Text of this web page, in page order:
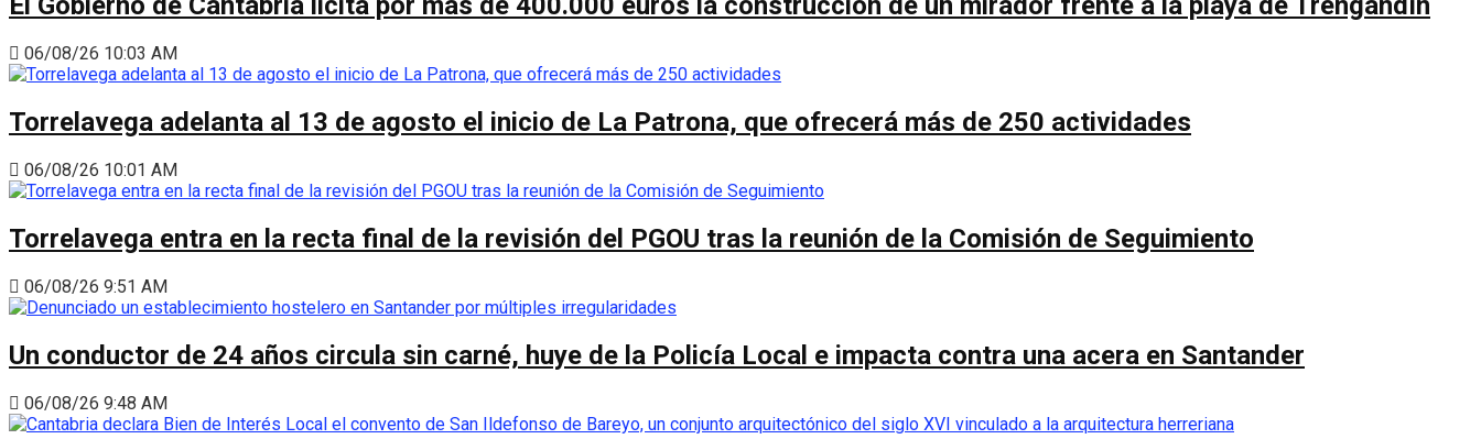
06/08/26 10:03 AM
Torrelavega adelanta al 13 de agosto el inicio de La Patrona, que ofrecerá más de 250 actividades
06/08/26 10:01 AM
Torrelavega entra en la recta final de la revisión del PGOU tras la reunión de la Comisión de Seguimiento
06/08/26 9:51 AM
Un conductor de 24 años circula sin carné, huye de la Policía Local e impacta contra una acera en Santander
06/08/26 9:48 AM